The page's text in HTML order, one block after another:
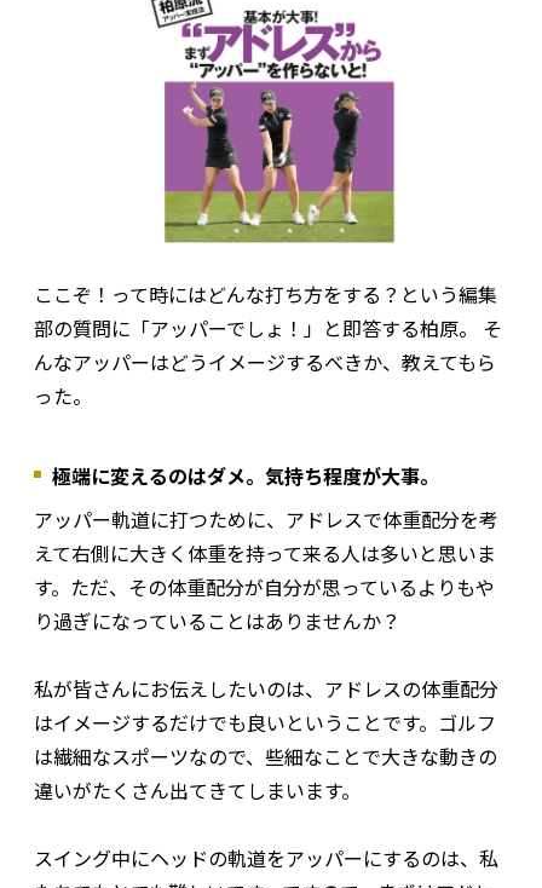
ここぞ！って時にはどんな打ち方をする？という編集
部の質問に「アッパーでしょ！」と即答する柏原。 そ
んなアッパーはどうイメージするべきか、教えてもら
った。
極端に変えるのはダメ。気持ち程度が大事。
アッパー軌道に打つために、アドレスで体重配分を考
えて右側に大きく体重を持って来る人は多いと思いま
す。ただ、その体重配分が自分が思っているよりもや
り過ぎになっていることはありませんか？
私が皆さんにお伝えしたいのは、アドレスの体重配分
はイメージするだけでも良いということです。ゴルフ
は繊細なスポーツなので、些細なことで大きな動きの
違いがたくさん出てきてしまいます。
スイング中にヘッドの軌道をアッパーにするのは、私